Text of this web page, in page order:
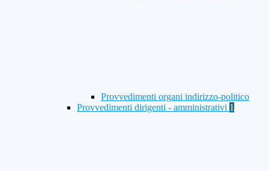
Provvedimenti organi indirizzo-politico
Provvedimenti dirigenti - amministrativi 1